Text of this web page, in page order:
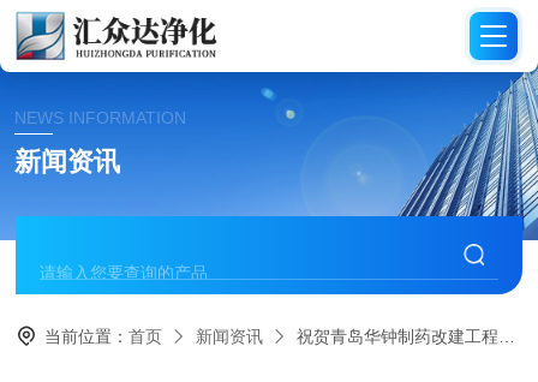
NEWS INFORMATION
新闻资讯
当前位置：首页 新闻资讯 祝贺青岛华钟制药改建工程顺利竣工